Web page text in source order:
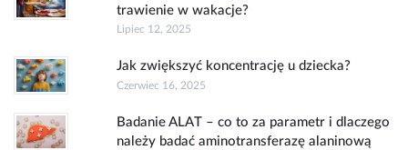
trawienie w wakacje?
Lipiec 12, 2025
Jak zwiększyć koncentrację u dziecka?
Czerwiec 16, 2025
Badanie ALAT – co to za parametr i dlaczego
należy badać aminotransferazę alaninową